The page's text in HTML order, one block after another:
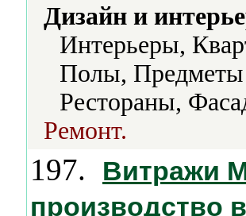
Дизайн и
Интерьеры,
Полы, Предметы
Рестораны,
Ремонт.
197.
Витражи
производство